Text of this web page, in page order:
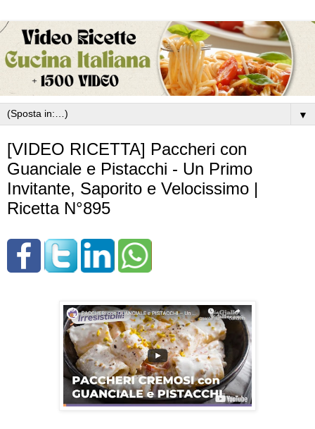
▼
[VIDEO RICETTA] Paccheri con
Guanciale e Pistacchi - Un Primo
Invitante, Saporito e Velocissimo |
Ricetta N°895